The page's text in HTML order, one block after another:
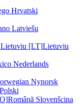
Hrvatski
Latviešu
Lietuviu [LT]Lietuviu
Nederlands
Nynorsk
Polski
Română Slovenšcina